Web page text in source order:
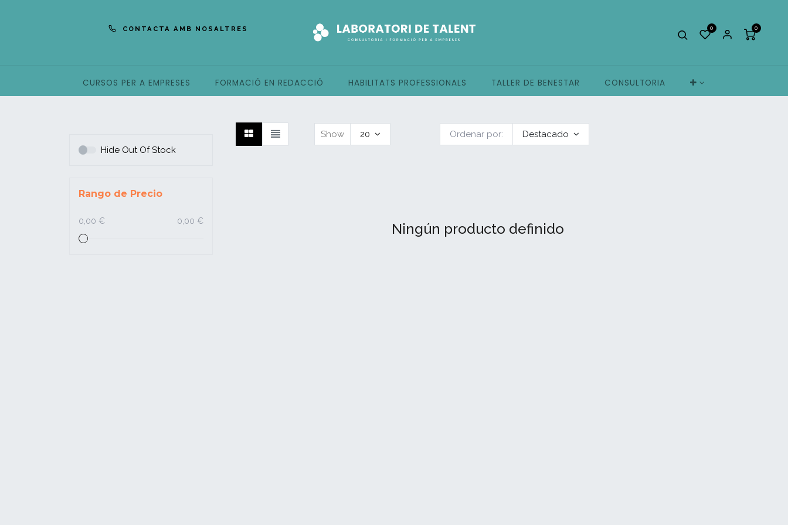
CONTACTA AMB NOSALTRES 0 0
CURSOS PER A EMPRESES FORMACIÓ EN REDACCIÓ HABILITATS PROFESSIONALS TALLER DE BENESTAR CONSULTORIA
Hide Out Of Stock
Rango de Precio
0,00 € 0,00 €
Ordenar por: Destacado
Show 20
Ningún producto definido